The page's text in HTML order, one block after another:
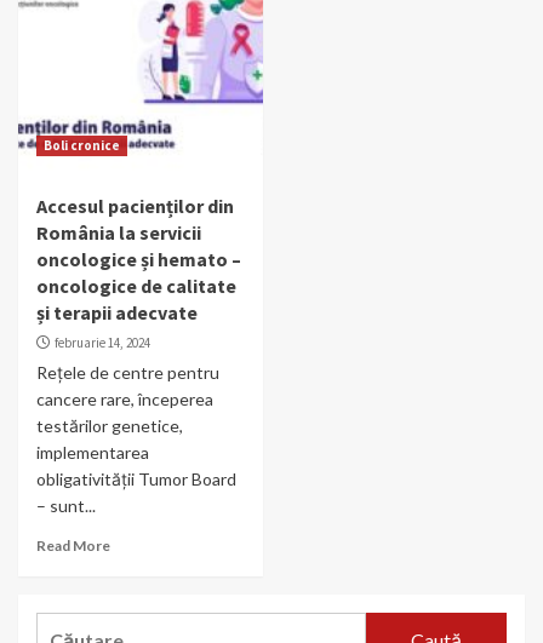
Boli cronice
Accesul pacienților din
România la servicii
oncologice și hemato –
oncologice de calitate
și terapii adecvate
februarie 14, 2024
Rețele de centre pentru
cancere rare, începerea
testărilor genetice,
implementarea
obligativității Tumor Board
– sunt...
Read More